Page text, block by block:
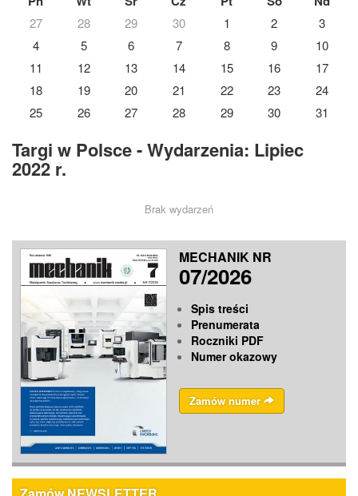
27 28 29 30 1 2
3
4
5 6 7 8 9
10
11
12 13 14 15 16
17
18
19 20 21 22 23
24
25
26 27 28 29 30 31
Targi w Polsce - Wydarzenia: Lipiec
2022 r.
Brak wydarzeń
MECHANIK NR
07/2026
Spis treści
Prenumerata
Roczniki PDF
Numer okazowy
Zamów numer